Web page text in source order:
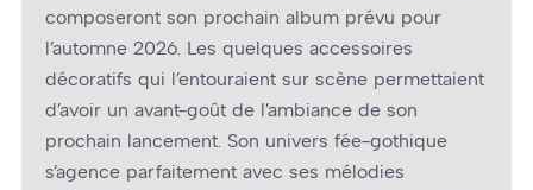
composeront son prochain album prévu pour
l’automne 2026. Les quelques accessoires
décoratifs qui l’entouraient sur scène permettaient
d’avoir un avant-goût de l’ambiance de son
prochain lancement. Son univers fée-gothique
s’agence parfaitement avec ses mélodies